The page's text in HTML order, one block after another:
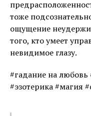
тоже
ощущение
того, кто умеет
невидимое глазу.
#гадание на
#эзотерика #магия